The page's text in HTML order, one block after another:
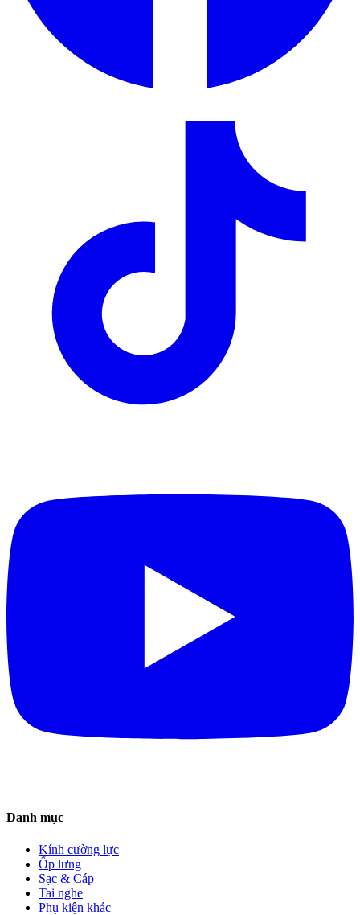
Danh mục
Kính cường lực
Ốp lưng
Sạc & Cáp
Tai nghe
Phụ kiện khác